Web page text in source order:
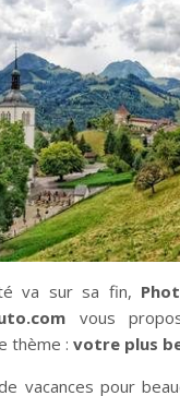
va sur sa fin,
vous
thème :votre plus
vacances pour